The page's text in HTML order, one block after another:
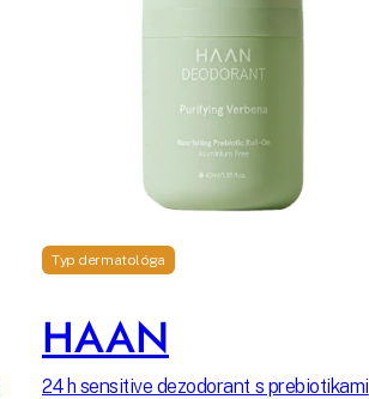
Typ dermatológa
HAAN
24 h sensitive dezodorant s prebiotikami